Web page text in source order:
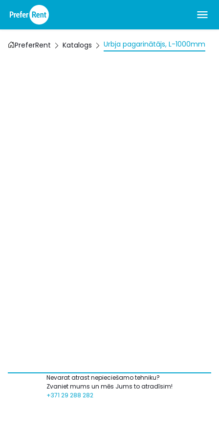
PreferRent Katalogs Urbja pagarinātājs, L-1000mm
Nevarat atrast nepieciešamo tehniku?
Zvaniet mums un mēs Jums to atradīsim!
+371 29 288 282